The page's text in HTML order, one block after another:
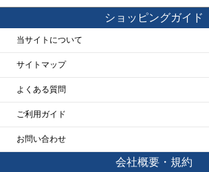
ショッピングガイド
当サイトについて
サイトマップ
よくある質問
ご利用ガイド
お問い合わせ
会社概要・規約